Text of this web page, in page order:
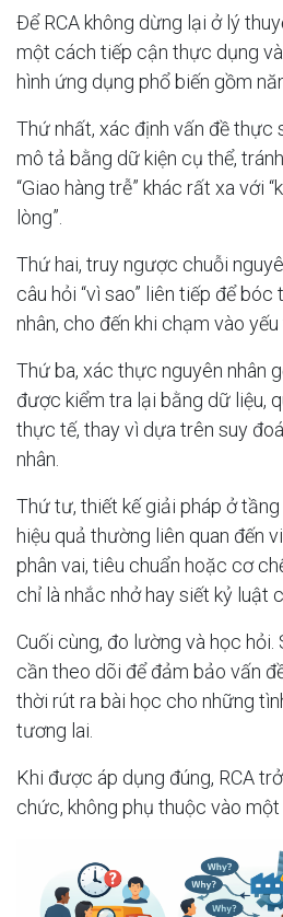
Để RCA không dừng lại ở lý
một cách tiếp cận thực dụng
hình ứng dụng phổ biến gồm
Thứ nhất, xác định vấn đề thực
mô tả bằng dữ kiện cụ thể,
“Giao hàng trễ” khác rất xa với
lòng”.
Thứ hai, truy ngược chuỗi
câu hỏi “vì sao” liên tiếp để
nhân, cho đến khi chạm vào
Thứ ba, xác thực nguyên nhân
được kiểm tra lại bằng dữ liệu,
thực tế, thay vì dựa trên suy
nhân.
Thứ tư, thiết kế giải pháp ở tầng
hiệu quả thường liên quan đến
phân vai, tiêu chuẩn hoặc cơ
chỉ là nhắc nhở hay siết kỷ luật
Cuối cùng, đo lường và học
cần theo dõi để đảm bảo vấn
thời rút ra bài học cho những
tương lai.
Khi được áp dụng đúng, RCA
chức, không phụ thuộc vào